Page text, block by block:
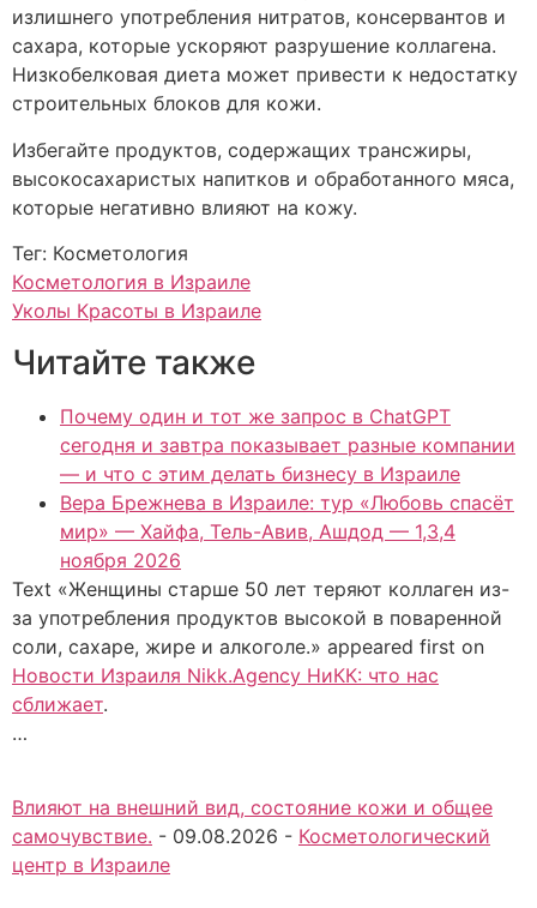
излишнего употребления нитратов, консервантов и
сахара, которые ускоряют разрушение коллагена.
Низкобелковая диета может привести к недостатку
строительных блоков для кожи.
Избегайте продуктов, содержащих трансжиры,
высокосахаристых напитков и обработанного мяса,
которые негативно влияют на кожу.
Тег: Косметология
Косметология в Израиле
Уколы Красоты в Израиле
Читайте также
Почему один и тот же запрос в ChatGPT
сегодня и завтра показывает разные компании
— и что с этим делать бизнесу в Израиле
Вера Брежнева в Израиле: тур «Любовь спасёт
мир» — Хайфа, Тель-Авив, Ашдод — 1,3,4
ноября 2026
Text «Женщины старше 50 лет теряют коллаген из-
за употребления продуктов высокой в поваренной
соли, сахаре, жире и алкоголе.» appeared first on
Новости Израиля Nikk.Agency НиКК: что нас
сближает.
…
Влияют на внешний вид, состояние кожи и общее
самочувствие. - 09.08.2026 - Косметологический
центр в Израиле